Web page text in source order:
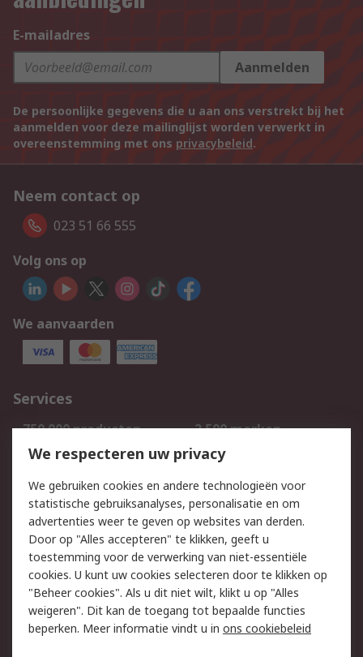
E-mailadres
Aanmelden
De persoonlijke gegevens die u aan ons verstrekt bij het
aanmelden voor deze mailinglijst worden verwerkt in
overeenstemming met ons privacybeleid.
Neem contact op
023 51 66 555
Volg ons op
We aanvaarden
Services
750.000 producten
2.500 merken
Bestellen
Inkoopoplossingen
Track & Trace
Wettelijk
Cookiebeleid
Email veiligheid
Privacybeleid
Websitevoorwaarden
Algemene
verkoopvoorwaarden
We respecteren uw privacy
We gebruiken cookies en andere technologieën voor
statistische gebruiksanalyses, personalisatie en om
advertenties weer te geven op websites van derden.
Door op "Alles accepteren" te klikken, geeft u
toestemming voor de verwerking van niet-essentiële
cookies. U kunt uw cookies selecteren door te klikken op
"Beheer cookies". Als u dit niet wilt, klikt u op "Alles
weigeren". Dit kan de toegang tot bepaalde functies
beperken. Meer informatie vindt u in ons cookiebeleid